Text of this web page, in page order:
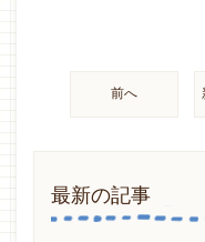
前へ
最新の記事